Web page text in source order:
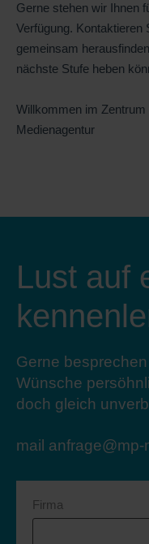
Gerne stehen wir Ihnen
Verfügung. Kontaktieren
gemeinsam
nächste Stufe heben
Willkommen im
Medienagentur
Lust auf
Gerne
Wünsche
doch gleich
mail
Firma